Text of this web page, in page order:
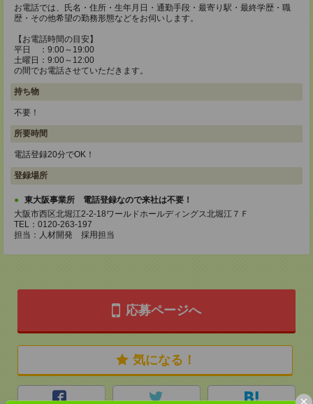
×
お電話では、氏名・住所・生年月日・通勤手段・最寄り駅・最終学歴・職
歴・その他希望の勤務形態などをお伺いします。
【お電話時間の目安】
平日 ：9:00～19:00
土曜日：9:00～12:00
の間でお電話させていただきます。
持ち物
不要！
所要時間
電話登録20分でOK！
登録場所
東大阪事業所 電話登録なので来社は不要！
大阪市西区北堀江2-2-18ワールドホールディングス北堀江７Ｆ
TEL：0120-263-197
担当：人材開発 採用担当
応募ページへ
気になる！